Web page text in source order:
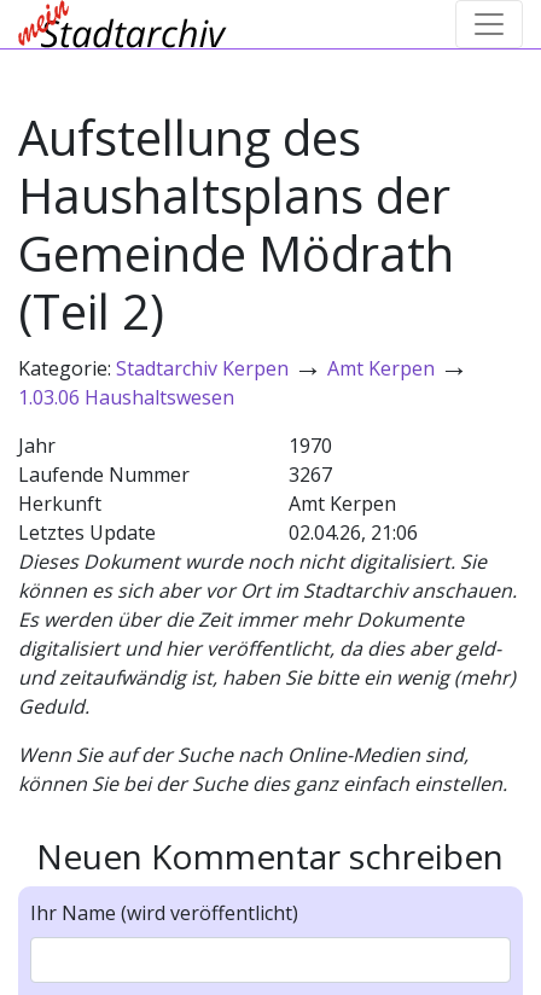
Aufstellung des
Haushaltsplans der
Gemeinde Mödrath
(Teil 2)
Kategorie: Stadtarchiv Kerpen → Amt Kerpen →
1.03.06 Haushaltswesen
Jahr
1970
Laufende Nummer
3267
Herkunft
Amt Kerpen
Letztes Update
02.04.26, 21:06
Dieses Dokument wurde noch nicht digitalisiert. Sie
können es sich aber vor Ort im Stadtarchiv anschauen.
Es werden über die Zeit immer mehr Dokumente
digitalisiert und hier veröffentlicht, da dies aber geld-
und zeitaufwändig ist, haben Sie bitte ein wenig (mehr)
Geduld.
Wenn Sie auf der Suche nach Online-Medien sind,
können Sie bei der Suche dies ganz einfach einstellen.
Neuen Kommentar schreiben
Ihr Name (wird veröffentlicht)